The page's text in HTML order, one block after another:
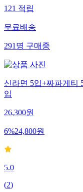
121적립
무료배송
291명구매중
신라면 5입+짜파게티
입
26,300원
6%24,800원
5.0
(2)